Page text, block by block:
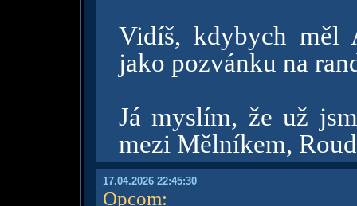
Vidíš, kdybych měl
jako pozvánku na
Já myslím, že už
mezi Mělníkem,
17.04.2026 22:45:30
Opcom: